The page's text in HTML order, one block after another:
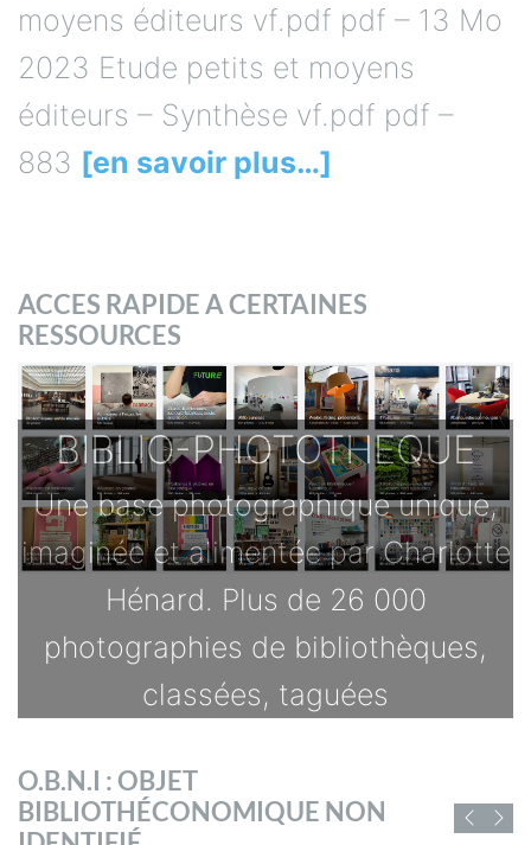
moyens éditeurs vf.pdf pdf – 13 Mo
2023 Etude petits et moyens
éditeurs – Synthèse vf.pdf pdf –
883 [en savoir plus…]
ACCES RAPIDE A CERTAINES
RESSOURCES
BIBLIO-PHOTOTHEQUE
Une base photographique unique,
imaginée et alimentée par Charlotte
Hénard. Plus de 26 000
photographies de bibliothèques,
classées, taguées
TOUTES LES OFFRES
O.B.N.I : OBJET
BIBLIOTHÉCONOMIQUE NON